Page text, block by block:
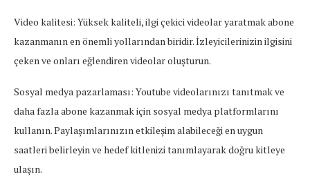
Video kalitesi: Yüksek kaliteli, ilgi çekici videolar yaratmak abone
kazanmanın en önemli yollarından biridir. İzleyicilerinizin ilgisini
çeken ve onları eğlendiren videolar oluşturun.
Sosyal medya pazarlaması: Youtube videolarınızı tanıtmak ve
daha fazla abone kazanmak için sosyal medya platformlarını
kullanın. Paylaşımlarınızın etkileşim alabileceği en uygun
saatleri belirleyin ve hedef kitlenizi tanımlayarak doğru kitleye
ulaşın.